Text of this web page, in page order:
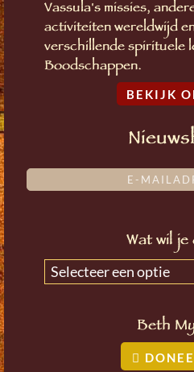
Vassula's missies,
activiteiten wereldwijd
verschillende spirituele
Boodschappen.
BEKIJK
Wat wil
Selecteer een optie
Beth